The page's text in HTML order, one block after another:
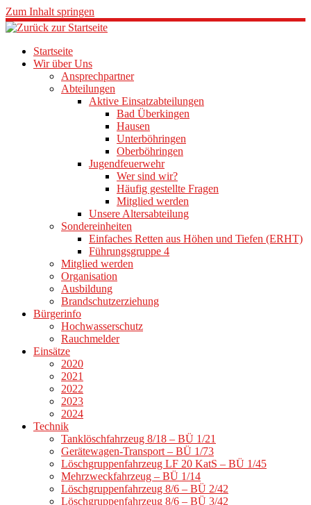
Zum Inhalt springen
Startseite
Wir über Uns
Ansprechpartner
Abteilungen
Aktive Einsatzabteilungen
Bad Überkingen
Hausen
Unterböhringen
Oberböhringen
Jugendfeuerwehr
Wer sind wir?
Häufig gestellte Fragen
Mitglied werden
Unsere Altersabteilung
Sondereinheiten
Einfaches Retten aus Höhen und Tiefen (ERHT)
Führungsgruppe 4
Mitglied werden
Organisation
Ausbildung
Brandschutzerziehung
Bürgerinfo
Hochwasserschutz
Rauchmelder
Einsätze
2020
2021
2022
2023
2024
Technik
Tanklöschfahrzeug 8/18 – BÜ 1/21
Gerätewagen-Transport – BÜ 1/73
Löschgruppenfahrzeug LF 20 KatS – BÜ 1/45
Mehrzweckfahrzeug – BÜ 1/14
Löschgruppenfahrzeug 8/6 – BÜ 2/42
Löschgruppenfahrzeug 8/6 – BÜ 3/42